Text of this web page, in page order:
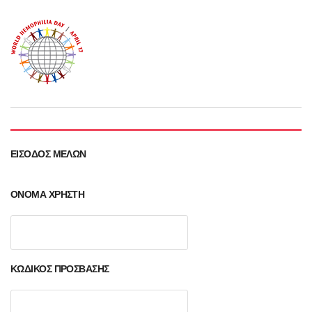
ΕΊΣΟΔΟΣ ΜΕΛΏΝ
ΌΝΟΜΑ ΧΡΉΣΤΗ
ΚΩΔΙΚΌΣ ΠΡΌΣΒΑΣΗΣ